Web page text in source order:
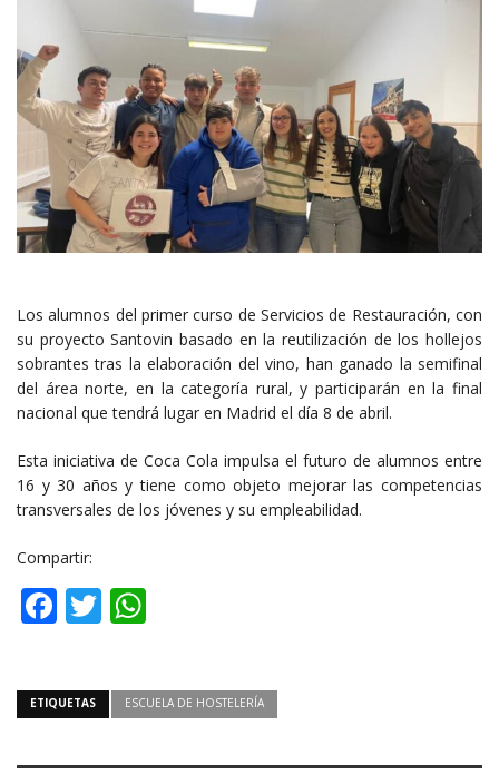
Los alumnos del primer curso de Servicios de Restauración, con
su proyecto Santovin basado en la reutilización de los hollejos
sobrantes tras la elaboración del vino, han ganado la semifinal
del área norte, en la categoría rural, y participarán en la final
nacional que tendrá lugar en Madrid el día 8 de abril.
Esta iniciativa de Coca Cola impulsa el futuro de alumnos entre
16 y 30 años y tiene como objeto mejorar las competencias
transversales de los jóvenes y su empleabilidad.
Compartir:
Facebook
Twitter
ETIQUETAS ESCUELA DE HOSTELERÍA